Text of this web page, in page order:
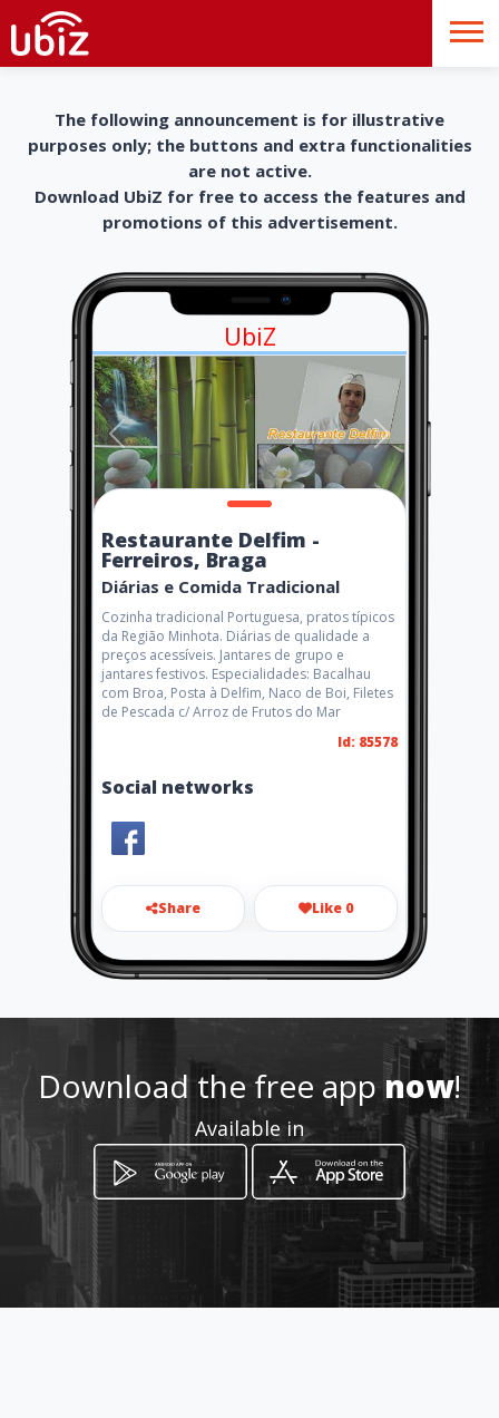
The following announcement is for illustrative
purposes only; the buttons and extra functionalities
are not active.
Download UbiZ for free to access the features and
promotions of this advertisement.
UbiZ
Restaurante Delfim -
Ferreiros, Braga
Diárias e Comida Tradicional
Cozinha tradicional Portuguesa, pratos típicos
da Região Minhota. Diárias de qualidade a
preços acessíveis. Jantares de grupo e
jantares festivos. Especialidades: Bacalhau
com Broa, Posta à Delfim, Naco de Boi, Filetes
de Pescada c/ Arroz de Frutos do Mar
Id: 85578
Social networks
Share Like 0
restaurantedelfim@gmail.co
http://www.restaurante-
delfim.amawebs.com
Location -
Download the free appnow!
Available in